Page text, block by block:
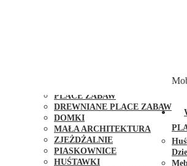
PLACE ZABAW
DREWNIANE PLACE ZABAW
DOMKI
MAŁA ARCHITEKTURA
ZJEŻDŻALNIE
PIASKOWNICE
HUŚTAWKI